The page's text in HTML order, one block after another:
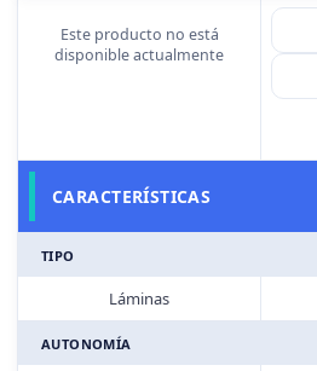
Este producto no está
disponible actualmente
CARACTERÍSTICAS
TIPO
Láminas
AUTONOMÍA